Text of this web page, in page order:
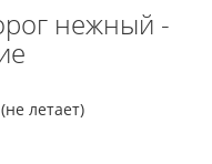
нежный -
летает)